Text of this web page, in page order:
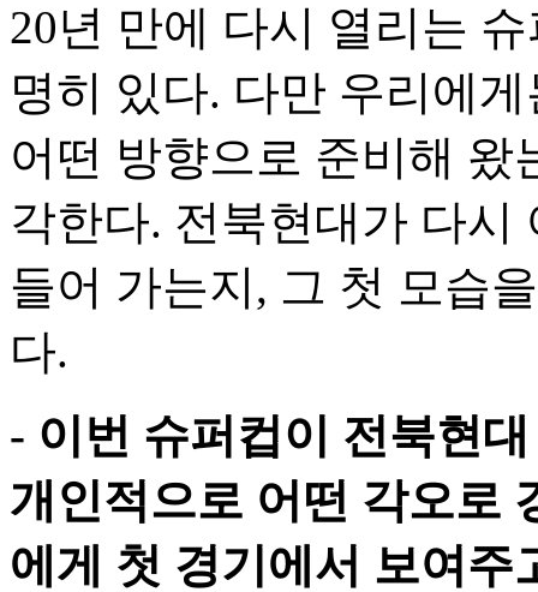
20년 만에 다시 열리는
명히 있다. 다만 우리에
어떤 방향으로 준비해
각한다. 전북현대가 다시
들어 가는지, 그 첫 모습
다.
- 이번 슈퍼컵이 전북현
개인적으로 어떤 각오로
에게 첫 경기에서 보여주